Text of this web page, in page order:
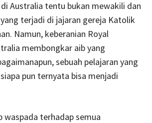
Australia tentu bukan mewakili dan
terjadi di jajaran gereja Katolik
Namun, keberanian Royal
membongkar aib yang
sebuah pelajaran yang
pun ternyata bisa menjadi
waspada terhadap semua